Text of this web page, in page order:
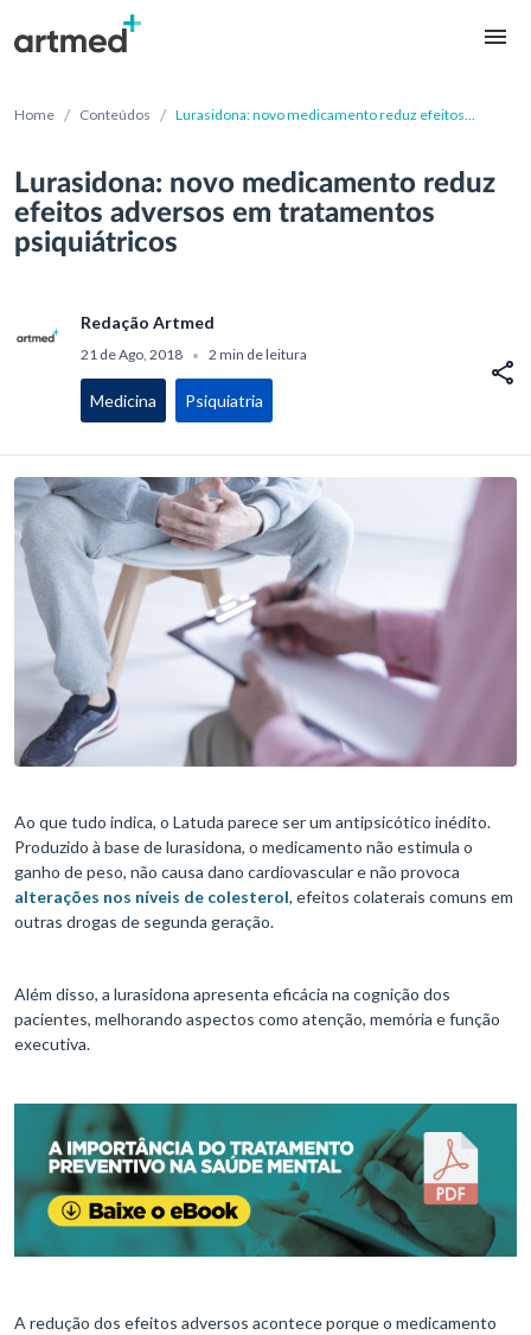
Home / Conteúdos / Lurasidona: novo medicamento reduz efeitos
Lurasidona: novo medicamento reduz
efeitos adversos em tratamentos
psiquiátricos
Redação Artmed
21 de Ago, 2018 • 2 min de leitura
Medicina Psiquiatria
Ao que tudo indica, o Latuda parece ser um antipsicótico inédito.
Produzido à base de lurasidona, o medicamento não estimula o
ganho de peso, não causa dano cardiovascular e não provoca
alterações nos níveis de colesterol, efeitos colaterais comuns em
outras drogas de segunda geração.
Além disso, a lurasidona apresenta eficácia na cognição dos
pacientes, melhorando aspectos como atenção, memória e função
executiva.
A redução dos efeitos adversos acontece porque o medicamento